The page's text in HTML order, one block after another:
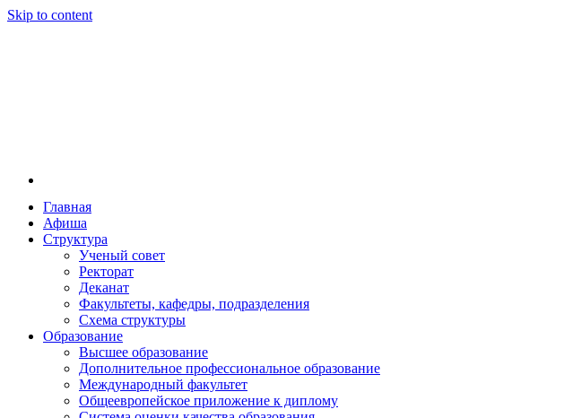
Skip to content
Новосибирская государственная консерватория имени М. И. Глинки
Новосибирская государственная консерватория имени М. И. Глинки
году распоряжением совмина РСФСР и указом министерства
заведением в Сибири[2] и до сих пор остаётся единственным за
Глинки.
Главная
Афиша
Структура
Ученый совет
Ректорат
Деканат
Факультеты, кафедры, подразделения
Схема структуры
Образование
Высшее образование
Дополнительное профессиональное образование
Международный факультет
Общеевропейское приложение к диплому